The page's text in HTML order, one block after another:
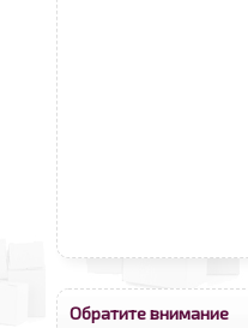
Обратите внимание